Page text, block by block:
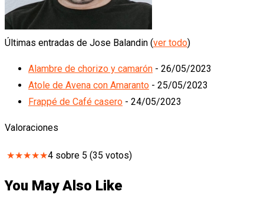
Últimas entradas de Jose Balandin (ver todo)
Alambre de chorizo y camarón - 26/05/2023
Atole de Avena con Amaranto - 25/05/2023
Frappé de Café casero - 24/05/2023
Valoraciones
★★★★★4 sobre 5 (35 votos)
You May Also Like